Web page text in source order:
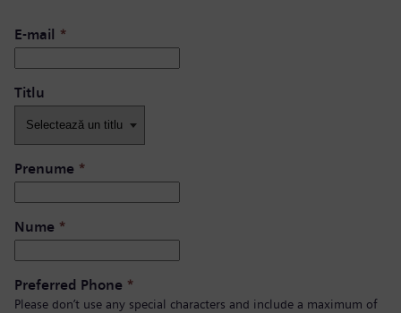
E-mail *
Titlu
Prenume *
Nume *
Preferred Phone *
Please don’t use any special characters and include a maximum of